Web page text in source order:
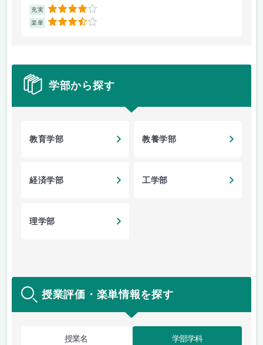
充実 4
楽単 3.5
学部から探す
教育学部 教養学部
経済学部 工学部
理学部
授業評価・楽単情報を探す
授業名 学部学科